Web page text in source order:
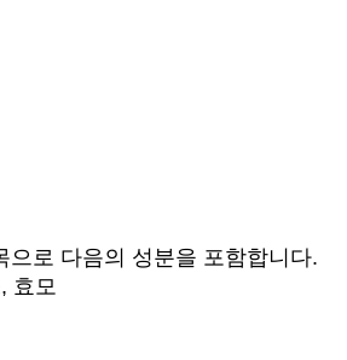
로 다음의 성분을 포함합니다.
효모